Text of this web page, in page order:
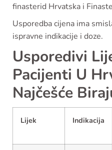
finasterid Hrvatska i
Usporedba cijena ima
ispravne indikacije i doze.
Usporedivi
Pacijenti U
Najčešće
Lijek Indikacija